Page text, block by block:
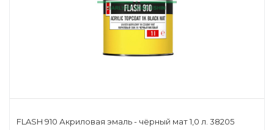
FLASH 910 Акриловая эмаль - чёрный мат 1,0 л. 38205